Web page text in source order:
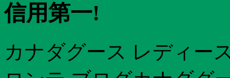
信用第一!
カナダグース レディー